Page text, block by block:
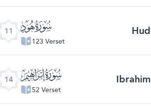
11 ﮗ
123 Verset
Hud
14 ﮚ
52 Verset
Ibrahim